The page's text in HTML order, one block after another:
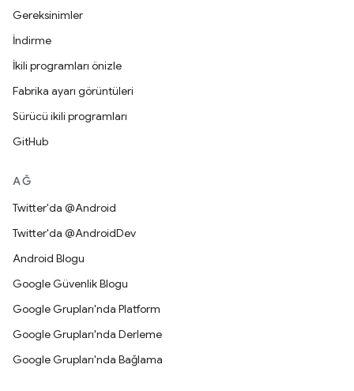
Gereksinimler
İndirme
İkili programları önizle
Fabrika ayarı görüntüleri
Sürücü ikili programları
GitHub
AĞ
Twitter'da @Android
Twitter'da @AndroidDev
Android Blogu
Google Güvenlik Blogu
Google Grupları'nda Platform
Google Grupları'nda Derleme
Google Grupları'nda Bağlama